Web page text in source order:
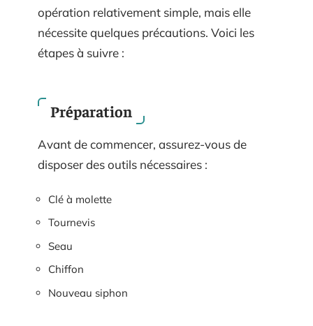
opération relativement simple, mais elle
nécessite quelques précautions. Voici les
étapes à suivre :
Préparation
Avant de commencer, assurez-vous de
disposer des outils nécessaires :
Clé à molette
Tournevis
Seau
Chiffon
Nouveau siphon